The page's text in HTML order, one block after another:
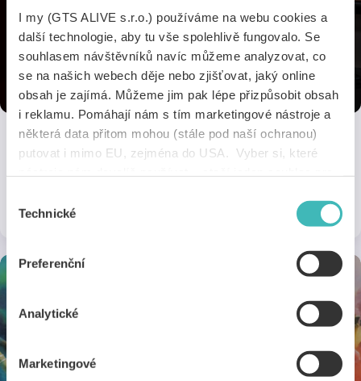
I my (GTS ALIVE s.r.o.) používáme na webu cookies a
další technologie, aby tu vše spolehlivě fungovalo. Se
souhlasem návštěvníků navíc můžeme analyzovat, co
se na našich webech děje nebo zjišťovat, jaký online
obsah je zajímá. Můžeme jim pak lépe přizpůsobit obsah
i reklamu. Pomáhají nám s tím marketingové nástroje a
některá data přitom mohou (stále pod naší ochranou)
putovat i mimo EU, zejména do USA. Vyber si, které
v sekci „Detaily“. Svoji volbu můžeš kdykoliv změnit v
„Nastavení cookies“ (ikonka v zápatí webu). Vše o tom,
souhlasu
Technické
Preferenční
Analytické
Marketingové
Spotify
1 sleva
Online